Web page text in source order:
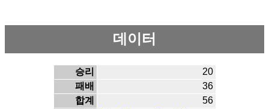
데이터
승리
20
패배
36
합계
56